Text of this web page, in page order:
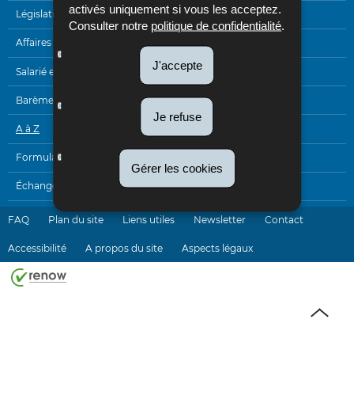
activés uniquement si vous les acceptez.
Consulter notre politique de confidentialité.
J'accepte
Je refuse
Gérer les cookies
MENU
DE
NAVIGATION
Législation
Affaires internationales
Salarié et pensionné
Barèmes
A à Z
Formulaires
Échanges électroniques
FAQ Plan du site Liens utiles Newsletter Contact
Accessibilité A propos du site Aspects légaux
de